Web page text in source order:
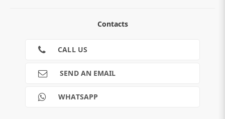
TERMS AND CONDITIONS
PAYMENTS
Contacts
CALL US
SEND AN EMAIL
WHATSAPP